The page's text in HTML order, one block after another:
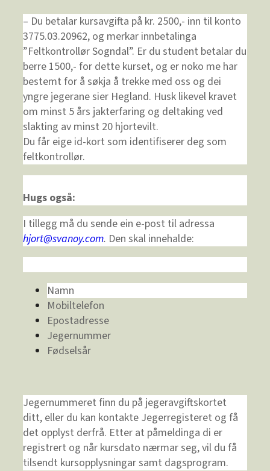
– Du betalar kursavgifta på kr. 2500,- inn til konto
3775.03.20962, og merkar innbetalinga
”Feltkontrollør Sogndal”. Er du student betalar du
berre 1500,- for dette kurset, og er noko me har
bestemt for å søkja å trekke med oss og dei
yngre jegerane sier Hegland. Husk likevel kravet
om minst 5 års jakterfaring og deltaking ved
slakting av minst 20 hjortevilt.
Du får eige id-kort som identifiserer deg som
feltkontrollør.
Hugs også:
I tillegg må du sende ein e-post til adressa
hjort@svanoy.com. Den skal innehalde:
Namn
Mobiltelefon
Epostadresse
Jegernummer
Fødselsår
Jegernummeret finn du på jegeravgiftskortet
ditt, eller du kan kontakte Jegerregisteret og få
det opplyst derfrå. Etter at påmeldinga di er
registrert og når kursdato nærmar seg, vil du få
tilsendt kursopplysningar samt dagsprogram.